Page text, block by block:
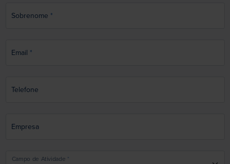
Sobrenome
Email
Telefone
Empresa
Campo de Atividade